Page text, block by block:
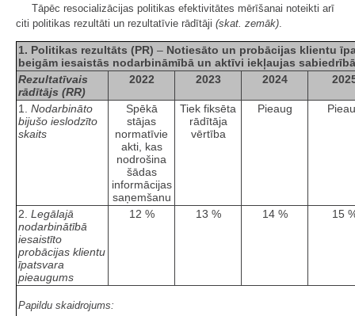
Tāpēc resocializācijas politikas efektivitātes mērīšanai noteikti arī
citi politikas rezultāti un rezultatīvie rādītāji (skat. zemāk).
1. Politikas rezultāts (PR) – Notiesāto un probācijas klientu
beigām iesaistās nodarbināmībā un aktīvi iekļaujas sabiedrībā
Rezultatīvais
rādītājs (RR)
2022 2023 2024
1. Nodarbināto
bijušo ieslodzīto
skaits
Spēkā
stājas
normatīvie
akti, kas
nodrošina
šādas
informācijas
saņemšanu
Tiek fiksēta
rādītāja
vērtība
Pieaug
2. Legālajā
nodarbinātībā
iesaistīto
probācijas klientu
īpatsvara
pieaugums
12 % 13 % 14 % 15
Papildu skaidrojums: